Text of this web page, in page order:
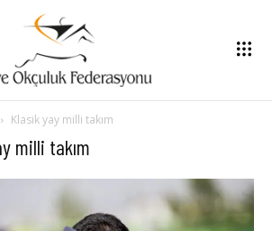
Klasik yay milli takım
milli takım